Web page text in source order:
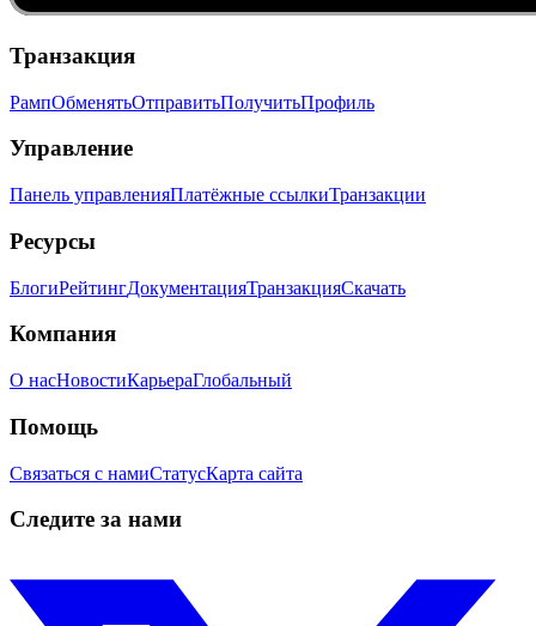
Транзакция
РампОбменятьОтправитьПолучитьПрофиль
Управление
Панель управленияПлатёжные ссылкиТранзакции
Ресурсы
БлогиРейтингДокументацияТранзакцияСкачать
Компания
О насНовостиКарьераГлобальный
Помощь
Связаться с намиСтатусКарта сайта
Следите за нами